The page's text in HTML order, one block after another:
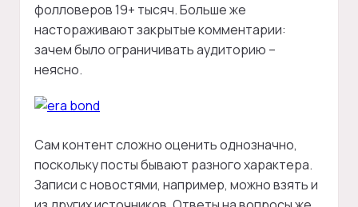
фолловеров 19+ тысяч. Больше же
настораживают закрытые комментарии:
зачем было ограничивать аудиторию –
неясно.
Сам контент сложно оценить однозначно,
поскольку посты бывают разного характера.
Записи с новостями, например, можно взять и